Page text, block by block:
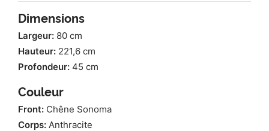
Dimensions
Largeur: 80 cm
Hauteur: 221,6 cm
Profondeur: 45 cm
Couleur
Front: Chêne Sonoma
Corps: Anthracite